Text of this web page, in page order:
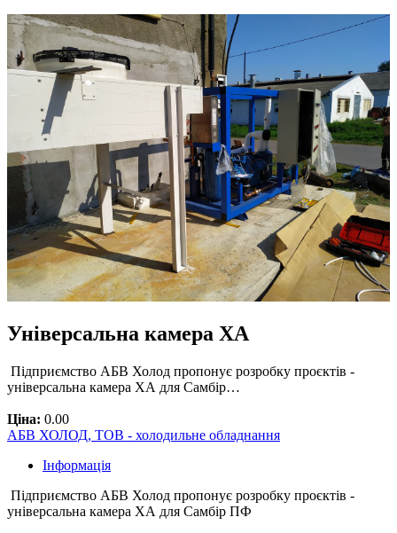
Універсальна камера ХА
Підприємство АБВ Холод пропонує розробку проєктів -
універсальна камера ХА для Самбір…
Ціна: 0.00
АБВ ХОЛОД, ТОВ - холодильне обладнання
Інформація
Підприємство АБВ Холод пропонує розробку проєктів -
універсальна камера ХА для Самбір ПФ